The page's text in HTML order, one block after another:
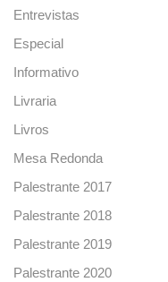
Entrevistas
Especial
Informativo
Livraria
Livros
Mesa Redonda
Palestrante 2017
Palestrante 2018
Palestrante 2019
Palestrante 2020